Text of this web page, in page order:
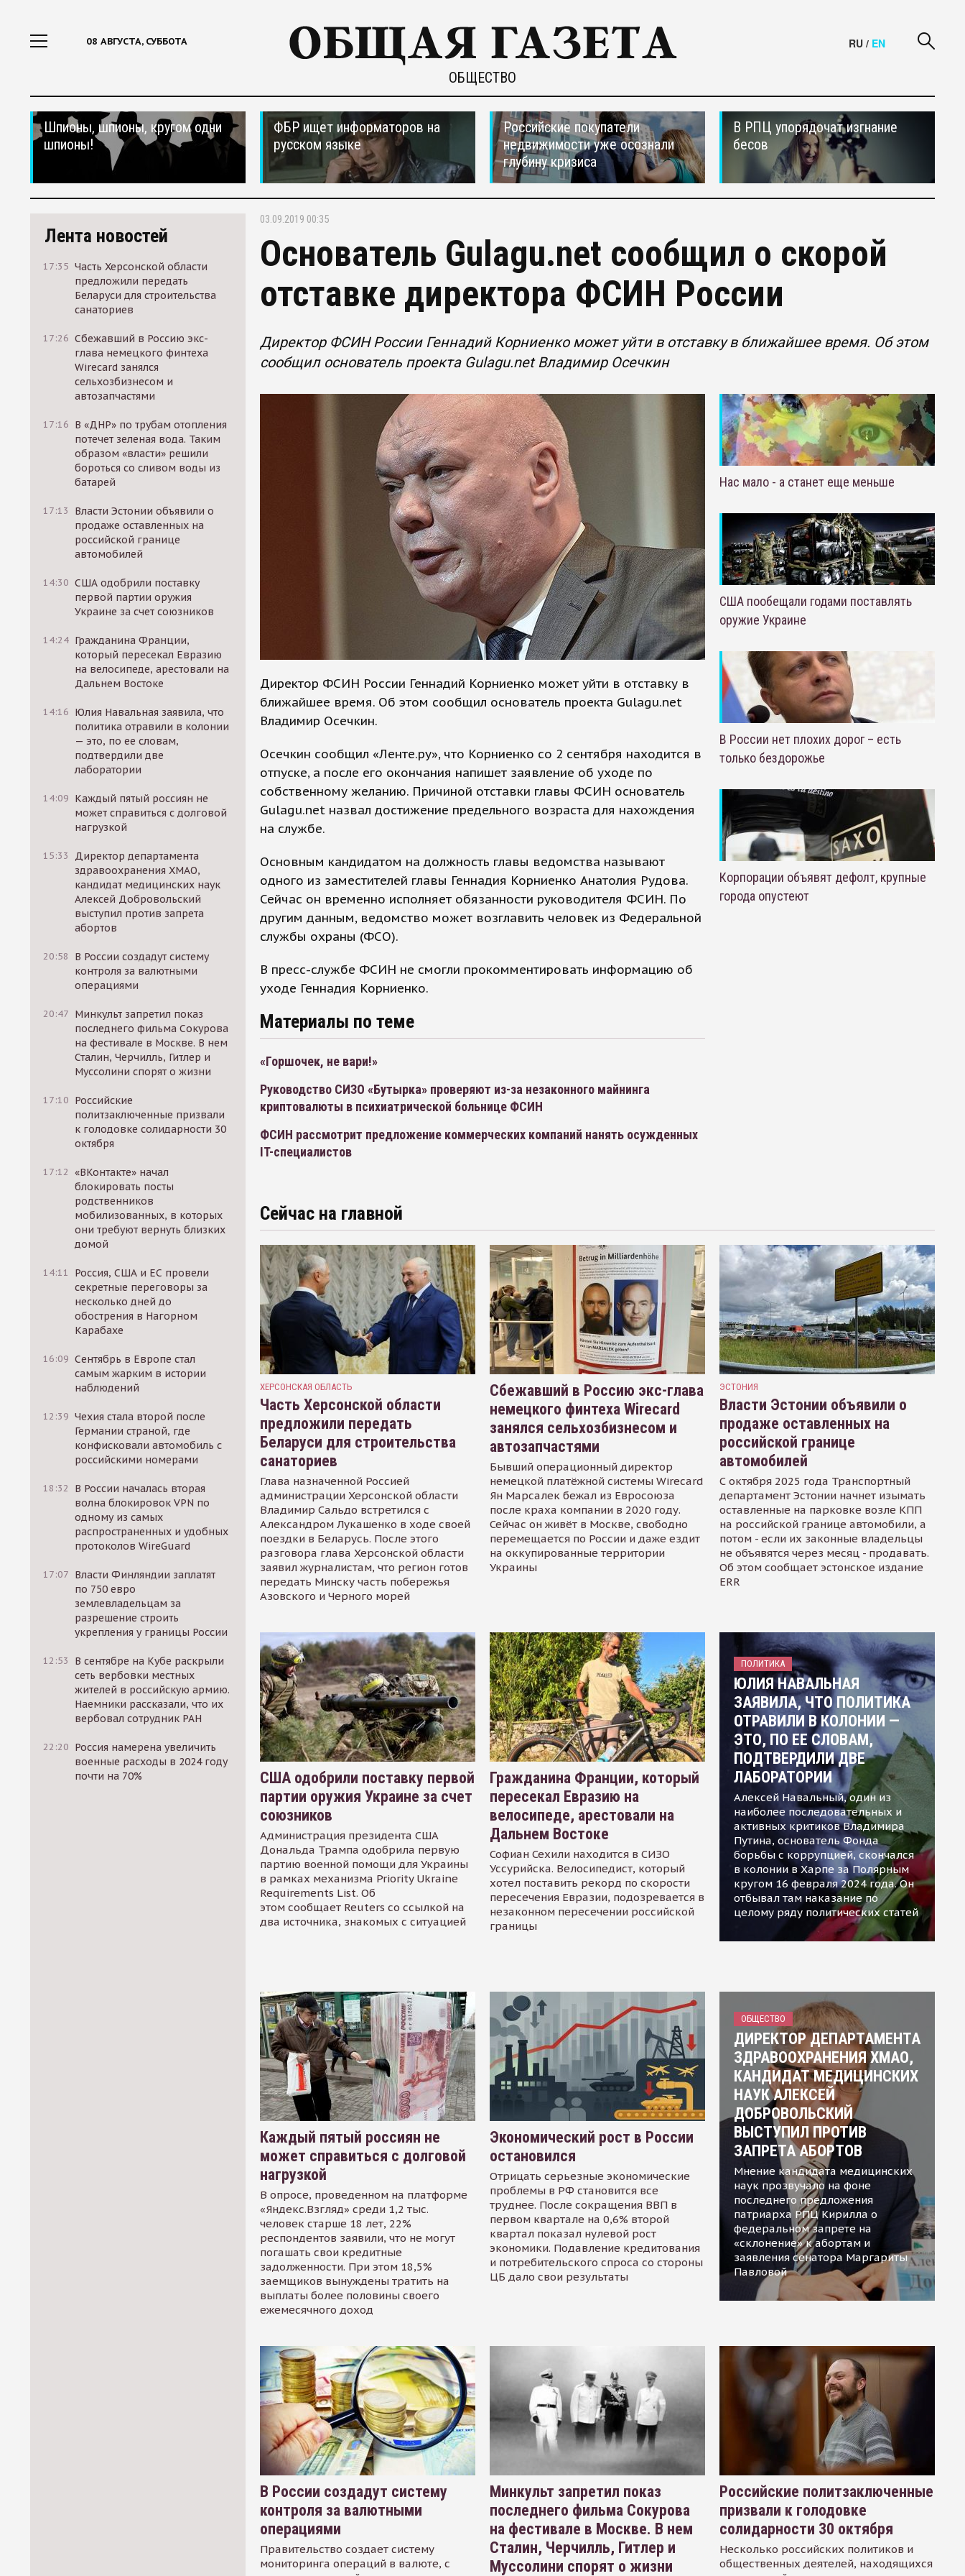
08 АВГУСТА, СУББОТА
ОБЩЕСТВО
RU / EN
Шпионы, шпионы, кругом одни
шпионы!
ФБР ищет информаторов на
русском языке
Российские покупатели
недвижимости уже осознали
глубину кризиса
В РПЦ упорядочат изгнание
бесов
Лента новостей
17:35 Часть Херсонской области
предложили передать
Беларуси для строительства
санаториев
17:26 Сбежавший в Россию экс-
глава немецкого финтеха
Wirecard занялся
сельхозбизнесом и
автозапчастями
17:16 В «ДНР» по трубам отопления
потечет зеленая вода. Таким
образом «власти» решили
бороться со сливом воды из
батарей
17:13
Власти Эстонии объявили о
продаже оставленных на
российской границе
автомобилей
14:30 США одобрили поставку
первой партии оружия
Украине за счет союзников
14:24 Гражданина Франции,
который пересекал Евразию
на велосипеде, арестовали на
Дальнем Востоке
14:16 Юлия Навальная заявила, что
политика отравили в колонии
— это, по ее словам,
подтвердили две
лаборатории
14:09 Каждый пятый россиян не
может справиться с долговой
нагрузкой
15:33
Директор департамента
здравоохранения ХМАО,
кандидат медицинских наук
Алексей Добровольский
выступил против запрета
абортов
20:58
В России создадут систему
контроля за валютными
операциями
20:47 Минкульт запретил показ
последнего фильма Сокурова
на фестивале в Москве. В нем
Сталин, Черчилль, Гитлер и
Муссолини спорят о жизни
17:10 Российские
политзаключенные призвали
к голодовке солидарности 30
октября
17:12 «ВКонтакте» начал
блокировать посты
родственников
мобилизованных, в которых
они требуют вернуть близких
домой
14:11
Россия, США и ЕС провели
секретные переговоры за
несколько дней до
обострения в Нагорном
Карабахе
16:09 Сентябрь в Европе стал
самым жарким в истории
наблюдений
12:39 Чехия стала второй после
Германии страной, где
конфисковали автомобиль с
российскими номерами
18:32
В России началась вторая
волна блокировок VPN по
одному из самых
распространенных и удобных
протоколов WireGuard
17:07 Власти Финляндии заплатят
по 750 евро
землевладельцам за
разрешение строить
укрепления у границы России
12:53
В сентябре на Кубе раскрыли
сеть вербовки местных
жителей в российскую армию.
Наемники рассказали, что их
вербовал сотрудник РАН
22:20 Россия намерена увеличить
военные расходы в 2024 году
почти на 70%
03.09.2019 00:35
Основатель Gulagu.net сообщил о скорой
отставке директора ФСИН России
Директор ФСИН России Геннадий Корниенко может уйти в отставку в ближайшее время. Об этом
сообщил основатель проекта Gulagu.net Владимир Осечкин
Директор ФСИН России Геннадий Корниенко может уйти в отставку в
ближайшее время. Об этом сообщил основатель проекта Gulagu.net
Владимир Осечкин.
Осечкин сообщил «Ленте.ру», что Корниенко со 2 сентября находится в
отпуске, а после его окончания напишет заявление об уходе по
собственному желанию. Причиной отставки главы ФСИН основатель
Gulagu.net назвал достижение предельного возраста для нахождения
на службе.
Основным кандидатом на должность главы ведомства называют
одного из заместителей главы Геннадия Корниенко Анатолия Рудова.
Сейчас он временно исполняет обязанности руководителя ФСИН. По
другим данным, ведомство может возглавить человек из Федеральной
службы охраны (ФСО).
В пресс-службе ФСИН не смогли прокомментировать информацию об
уходе Геннадия Корниенко.
Материалы по теме
«Горшочек, не вари!»
Руководство СИЗО «Бутырка» проверяют из-за незаконного майнинга
криптовалюты в психиатрической больнице ФСИН
ФСИН рассмотрит предложение коммерческих компаний нанять осужденных
IT-специалистов
Нас мало - а станет еще меньше
США пообещали годами поставлять
оружие Украине
В России нет плохих дорог – есть
только бездорожье
Корпорации объявят дефолт, крупные
города опустеют
Сейчас на главной
ХЕРСОНСКАЯ ОБЛАСТЬ
Часть Херсонской области
предложили передать
Беларуси для строительства
санаториев
Глава назначенной Россией
администрации Херсонской области
Владимир Сальдо встретился с
Александром Лукашенко в ходе своей
поездки в Беларусь. После этого
разговора глава Херсонской области
заявил журналистам, что регион готов
передать Минску часть побережья
Азовского и Черного морей
Сбежавший в Россию экс-глава
немецкого финтеха Wirecard
занялся сельхозбизнесом и
автозапчастями
Бывший операционный директор
немецкой платёжной системы Wirecard
Ян Марсалек бежал из Евросоюза
после краха компании в 2020 году.
Сейчас он живёт в Москве, свободно
перемещается по России и даже ездит
на оккупированные территории
Украины
ЭСТОНИЯ
Власти Эстонии объявили о
продаже оставленных на
российской границе
автомобилей
С октября 2025 года Транспортный
департамент Эстонии начнет изымать
оставленные на парковке возле КПП
на российской границе автомобили, а
потом - если их законные владельцы
не объявятся через месяц - продавать.
Об этом сообщает эстонское издание
ERR
США одобрили поставку первой
партии оружия Украине за счет
союзников
Администрация президента США
Дональда Трампа одобрила первую
партию военной помощи для Украины
в рамках механизма Priority Ukraine
Requirements List. Об
этом сообщает Reuters со ссылкой на
два источника, знакомых с ситуацией
Гражданина Франции, который
пересекал Евразию на
велосипеде, арестовали на
Дальнем Востоке
Софиан Сехили находится в СИЗО
Уссурийска. Велосипедист, который
хотел поставить рекорд по скорости
пересечения Евразии, подозревается в
незаконном пересечении российской
границы
ПОЛИТИКА
ЮЛИЯ НАВАЛЬНАЯ
ЗАЯВИЛА, ЧТО ПОЛИТИКА
ОТРАВИЛИ В КОЛОНИИ —
ЭТО, ПО ЕЕ СЛОВАМ,
ПОДТВЕРДИЛИ ДВЕ
ЛАБОРАТОРИИ
Алексей Навальный, один из
наиболее последовательных и
активных критиков Владимира
Путина, основатель Фонда
борьбы с коррупцией, скончался
в колонии в Харпе за Полярным
кругом 16 февраля 2024 года. Он
отбывал там наказание по
целому ряду политических статей
Каждый пятый россиян не
может справиться с долговой
нагрузкой
В опросе, проведенном на платформе
«Яндекс.Взгляд» среди 1,2 тыс.
человек старше 18 лет, 22%
респондентов заявили, что не могут
погашать свои кредитные
задолженности. При этом 18,5%
заемщиков вынуждены тратить на
выплаты более половины своего
ежемесячного доход
Экономический рост в России
остановился
Отрицать серьезные экономические
проблемы в РФ становится все
труднее. После сокращения ВВП в
первом квартале на 0,6% второй
квартал показал нулевой рост
экономики. Подавление кредитования
и потребительского спроса со стороны
ЦБ дало свои результаты
ОБЩЕСТВО
ДИРЕКТОР ДЕПАРТАМЕНТА
ЗДРАВООХРАНЕНИЯ ХМАО,
КАНДИДАТ МЕДИЦИНСКИХ
НАУК АЛЕКСЕЙ
ДОБРОВОЛЬСКИЙ
ВЫСТУПИЛ ПРОТИВ
ЗАПРЕТА АБОРТОВ
Мнение кандидата медицинских
наук прозвучало на фоне
последнего предложения
патриарха РПЦ Кирилла о
федеральном запрете на
«склонение» к абортам и
заявления сенатора Маргариты
Павловой
В России создадут систему
контроля за валютными
операциями
Правительство создает систему
мониторинга операций в валюте, с
Минкульт запретил показ
последнего фильма Сокурова
на фестивале в Москве. В нем
Сталин, Черчилль, Гитлер и
Муссолини спорят о жизни
Российские политзаключенные
призвали к голодовке
солидарности 30 октября
Несколько российских политиков и
общественных деятелей, находящихся